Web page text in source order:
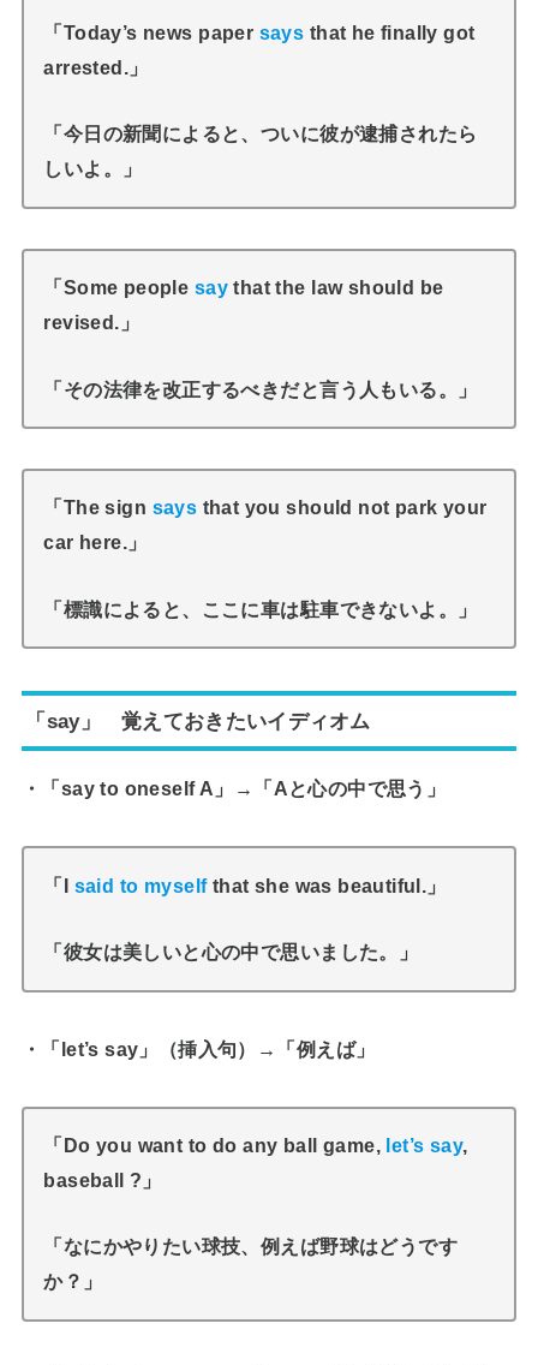
「Today’s news paper says that he finally got
arrested.」
「今日の新聞によると、ついに彼が逮捕されたら
しいよ。」
「Some people saythat the law should be
revised.」
「その法律を改正するべきだと言う人もいる。」
「The sign says that you should not park your
car here.」
「標識によると、ここに車は駐車できないよ。」
「say」 覚えておきたいイディオム
・「say to oneself A」→「Aと心の中で思う」
「I said to myselfthat she was beautiful.」
「彼女は美しいと心の中で思いました。」
・「let’s say」（挿入句）→「例えば」
「Do you want to do any ball game, let’s say,
baseball ?」
「なにかやりたい球技、例えば野球はどうです
か？ 」